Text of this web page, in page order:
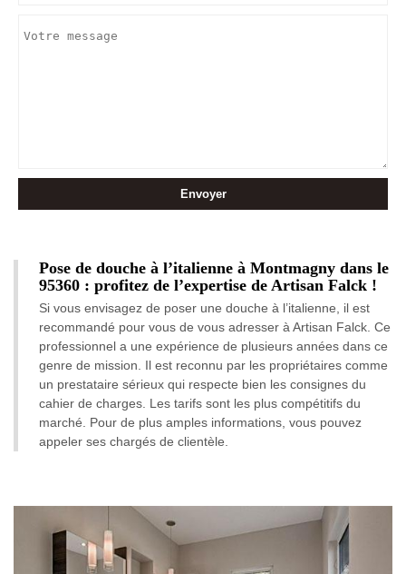
Pose de douche à l’italienne à Montmagny dans le
95360 : profitez de l’expertise de Artisan Falck !
Si vous envisagez de poser une douche à l’italienne, il est
recommandé pour vous de vous adresser à Artisan Falck. Ce
professionnel a une expérience de plusieurs années dans ce
genre de mission. Il est reconnu par les propriétaires comme
un prestataire sérieux qui respecte bien les consignes du
cahier de charges. Les tarifs sont les plus compétitifs du
marché. Pour de plus amples informations, vous pouvez
appeler ses chargés de clientèle.